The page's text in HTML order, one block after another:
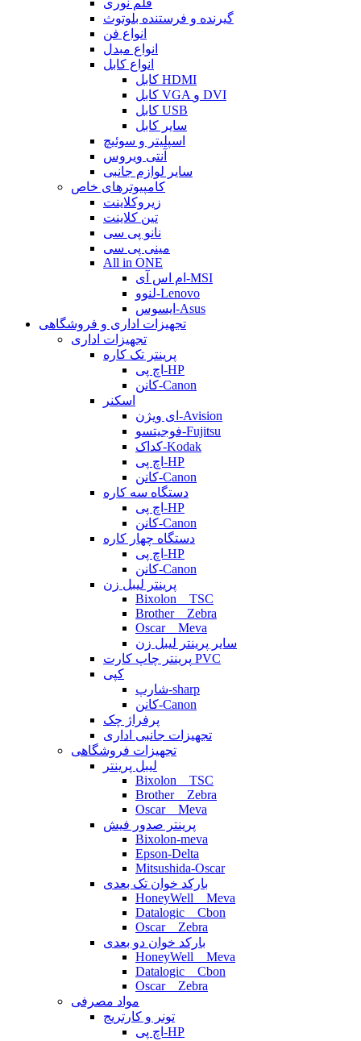
قلم نوری
گیرنده و فرستنده بلوتوث
انواع فن
انواع مبدل
انواع کابل
کابل HDMI
کابل VGA و DVI
کابل USB
سایر کابل
اسپلیتر و سوئیچ
آنتی ویروس
سایر لوازم جانبی
کامپیوترهای خاص
زیروکلاینت
تین کلاینت
نانو پی سی
مینی پی سی
All in ONE
ام اس آی-MSI
لنوو-Lenovo
ایسوس-Asus
تجهیزات اداری و فروشگاهی
تجهیزات اداری
پرینتر تک کاره
اچ پی-HP
کانن-Canon
اسکنر
ای ویژن-Avision
فوجیتسو-Fujitsu
کداک-Kodak
اچ پی-HP
کانن-Canon
دستگاه سه کاره
اچ پی-HP
کانن-Canon
دستگاه چهار کاره
اچ پی-HP
کانن-Canon
پرینتر لیبل زن
Bixolon _ TSC
Brother _ Zebra
Oscar _ Meva
سایر پرینتر لیبل زن
پرینتر چاپ کارت PVC
کپی
شارپ-sharp
کانن-Canon
پرفراژ چک
تجهیزات جانبی اداری
تجهیزات فروشگاهی
لیبل پرینتر
Bixolon _ TSC
Brother _ Zebra
Oscar _ Meva
پرینتر صدور فیش
Bixolon-meva
Epson-Delta
Mitsushida-Oscar
بارکد خوان تک بعدی
HoneyWell _ Meva
Datalogic _ Cbon
Oscar _ Zebra
بارکد خوان دو بعدی
HoneyWell _ Meva
Datalogic _ Cbon
Oscar _ Zebra
مواد مصرفی
تونر و کارتریج
اچ پی-HP